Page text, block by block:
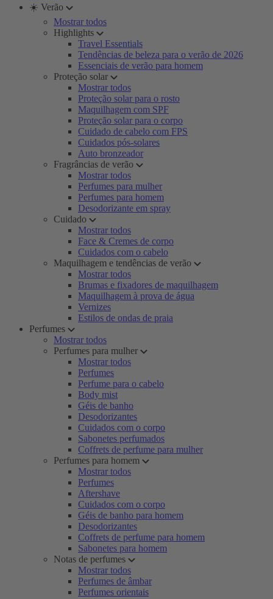
☀️ Verão
Mostrar todos
Highlights
Travel Essentials
Tendências de beleza para o verão de 2026
Essenciais de verão para homem
Proteção solar
Mostrar todos
Proteção solar para o rosto
Maquilhagem com SPF
Proteção solar para o corpo
Cuidado de cabelo com FPS
Cuidados pós-solares
Auto bronzeador
Fragrâncias de verão
Mostrar todos
Perfumes para mulher
Perfumes para homem
Desodorizante em spray
Cuidado
Mostrar todos
Face & Cremes de corpo
Cuidados com o cabelo
Maquilhagem e tendências de verão
Mostrar todos
Brumas e fixadores de maquilhagem
Maquilhagem à prova de água
Vernizes
Estilos de ondas de praia
Perfumes
Mostrar todos
Perfumes para mulher
Mostrar todos
Perfumes
Perfume para o cabelo
Body mist
Géis de banho
Desodorizantes
Cuidados com o corpo
Sabonetes perfumados
Coffrets de perfume para mulher
Perfumes para homem
Mostrar todos
Perfumes
Aftershave
Cuidados com o corpo
Géis de banho para homem
Desodorizantes
Coffrets de perfume para homem
Sabonetes para homem
Notas de perfumes
Mostrar todos
Perfumes de âmbar
Perfumes orientais